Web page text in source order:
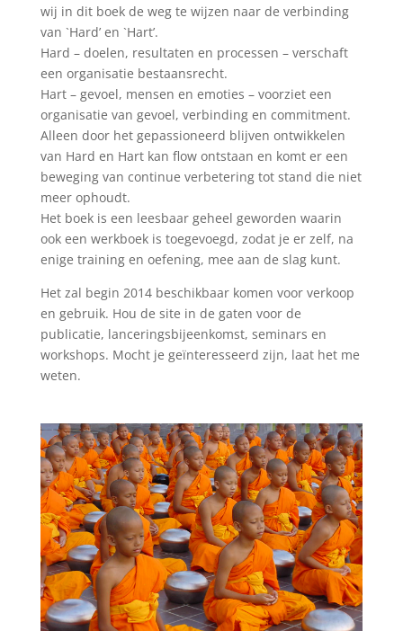
wij in dit boek de weg te wijzen naar de verbinding
van `Hard’ en `Hart’.
Hard – doelen, resultaten en processen – verschaft
een organisatie bestaansrecht.
Hart – gevoel, mensen en emoties – voorziet een
organisatie van gevoel, verbinding en commitment.
Alleen door het gepassioneerd blijven ontwikkelen
van Hard en Hart kan flow ontstaan en komt er een
beweging van continue verbetering tot stand die niet
meer ophoudt.
Het boek is een leesbaar geheel geworden waarin
ook een werkboek is toegevoegd, zodat je er zelf, na
enige training en oefening, mee aan de slag kunt.
Het zal begin 2014 beschikbaar komen voor verkoop
en gebruik. Hou de site in de gaten voor de
publicatie, lanceringsbijeenkomst, seminars en
workshops. Mocht je geïnteresseerd zijn, laat het me
weten.